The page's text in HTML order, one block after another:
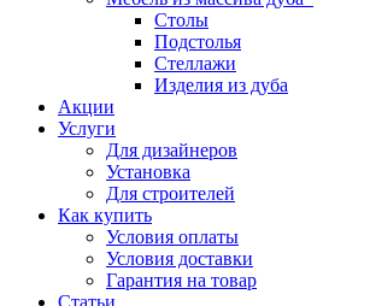
Столы
Подстолья
Стеллажи
Изделия из дуба
Акции
Услуги
Для дизайнеров
Установка
Для строителей
Как купить
Условия оплаты
Условия доставки
Гарантия на товар
Статьи